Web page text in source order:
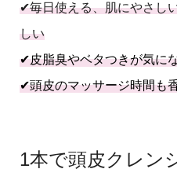
✔︎毎日使える、肌にやさし
しい
✔︎皮脂臭やベタつきが気に
✔︎頭皮のマッサージ時間も
1本で頭皮クレン